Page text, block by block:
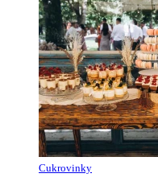
Cukrovinky